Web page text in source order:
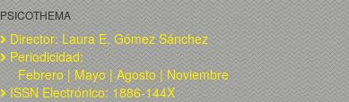
PSICOTHEMA
Director: Laura E. Gómez Sánchez
Periodicidad:
Febrero | Mayo | Agosto | Noviembre
ISSN Electrónico: 1886-144X